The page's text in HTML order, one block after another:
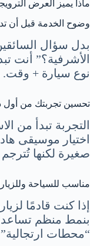
ماذا يميز العرض
وضوح الخدمة قبل أن
بدل سؤال
الأشرفية؟” أنت
نوع سيارة +
تحسين تجربتك من أول
التجربة تبدأ من
اختيار موسيقى
صغيرة لكنها
مناسب للسياحة
إذا كنت قادمًا
بنمط منظم
“محطات